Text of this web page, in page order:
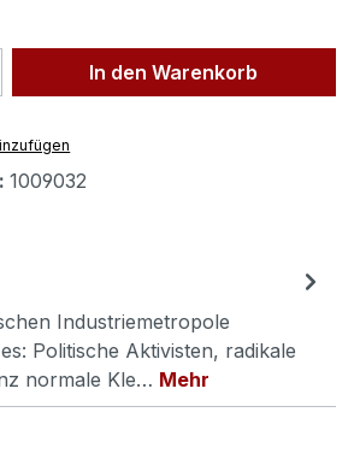
Gib den
In den Warenkorb
1009032
Industriemetropole
Politische Aktivisten, radikale
normale Kle… Mehr